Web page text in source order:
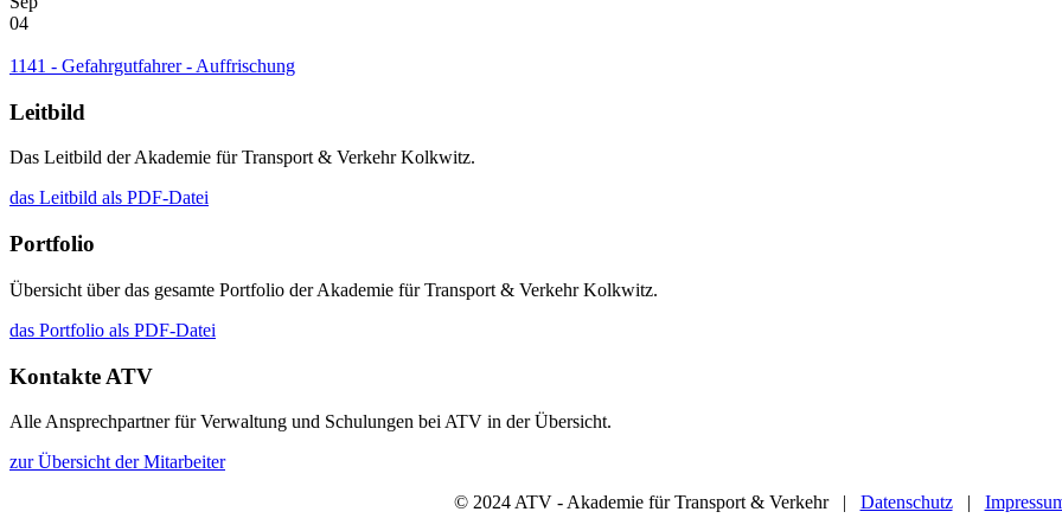
04
1141 - Gefahrgutfahrer - Auffrischung
Leitbild
Das Leitbild der Akademie für Transport & Verkehr Kolkwitz.
das Leitbild als PDF-Datei
Portfolio
Übersicht über das gesamte Portfolio der Akademie für Transport & Verkehr Kolkwitz.
das Portfolio als PDF-Datei
Kontakte ATV
Alle Ansprechpartner für Verwaltung und Schulungen bei ATV in der Übersicht.
zur Übersicht der Mitarbeiter
© 2024 ATV - Akademie für Transport & Verkehr | Datenschutz|